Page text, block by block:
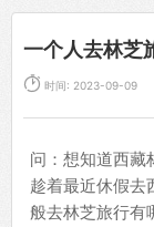
一个人去林芝
 时间: 2023-09-09
问：想知道西藏
趁着最近休假去
般去林芝旅行有